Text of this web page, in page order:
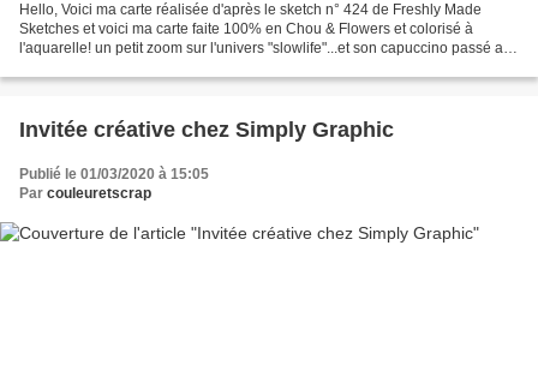
Hello, Voici ma carte réalisée d'après le sketch n° 424 de Freshly Made
Sketches et voici ma carte faite 100% en Chou & Flowers et colorisé à
l'aquarelle! un petit zoom sur l'univers "slowlife"...et son capuccino passé au
Invitée créative chez Simply Graphic
Publié le 01/03/2020 à 15:05
Par couleuretscrap